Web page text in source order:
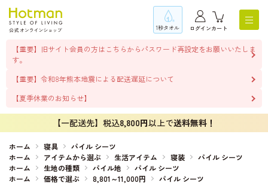
1秒タオル ログインカート
【重要】旧サイト会員の方はこちらからパスワード再設定をお願いいたしま
す。
【重要】令和8年熊本地震による配送遅延について
【夏季休業のお知らせ】
【一配送先】税込8,800円以上で送料無料！
ホーム 寝具
パイル シーツ
ホーム
アイテムから選ぶ 生活アイテム 寝装
パイル シーツ
ホーム
生地の種類 パイル地
パイル シーツ
ホーム
価格で選ぶ 8,801～11,000円 パイル シーツ